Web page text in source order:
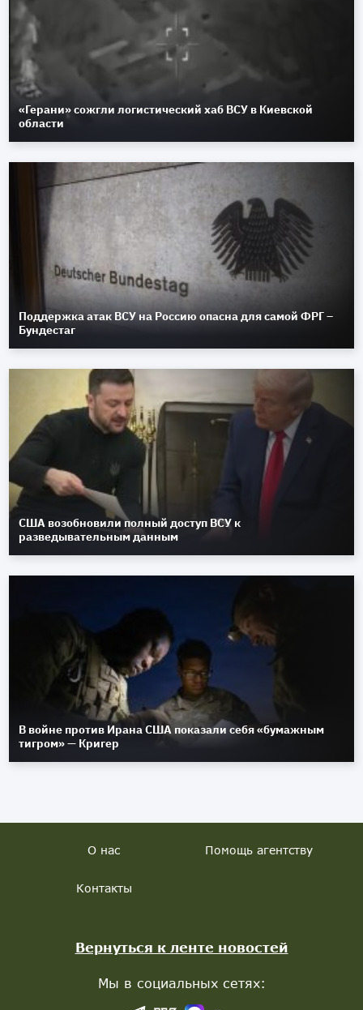
«Герани» сожгли логистический хаб ВСУ в Киевской
области
Поддержка атак ВСУ на Россию опасна для самой ФРГ –
Бундестаг
США возобновили полный доступ ВСУ к
разведывательным данным
В войне против Ирана США показали себя «бумажным
тигром» — Кригер
О нас Помощь агентству
Контакты
Вернуться к ленте новостей
Мы в социальных сетях: